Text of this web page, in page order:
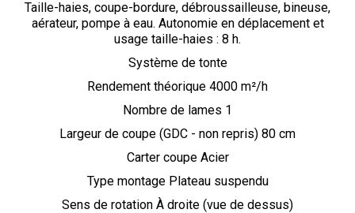
Taille-haies, coupe-bordure, débroussailleuse, bineuse,
aérateur, pompe à eau. Autonomie en déplacement et
usage taille-haies : 8 h.
Système de tonte
Rendement théorique 4000 m²/h
Nombre de lames 1
Largeur de coupe (GDC - non repris) 80 cm
Carter coupe Acier
Type montage Plateau suspendu
Sens de rotation À droite (vue de dessus)